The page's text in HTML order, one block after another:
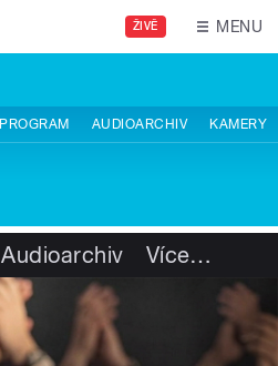
ŽIVĚ MENU
PROGRAM AUDIOARCHIV KAMERY
Audioarchiv Více…